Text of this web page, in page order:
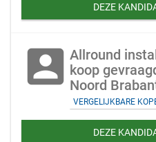
DEZE
account_box Allround
koop
Noord
VERGELIJKBARE
DEZE